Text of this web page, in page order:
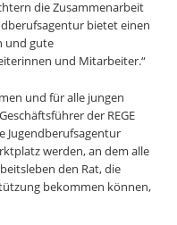
die Zusammenarbeit
bietet einen
und gute
und Mitarbeiter.“
und für alle jungen
der REGE
Jugendberufsagentur
werden, an dem alle
den Rat, die
bekommen können,